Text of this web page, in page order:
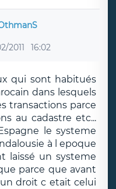
2011 16:02
qui sont habitués
dans lesquels
transactions parce
au cadastre etc...
le systeme
à l epoque
laissé un systeme
parce que avant
droit c etait celui